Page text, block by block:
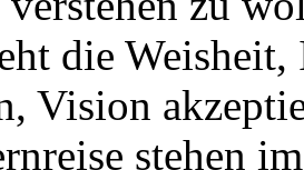
die Weisheit,
Vision
stehen